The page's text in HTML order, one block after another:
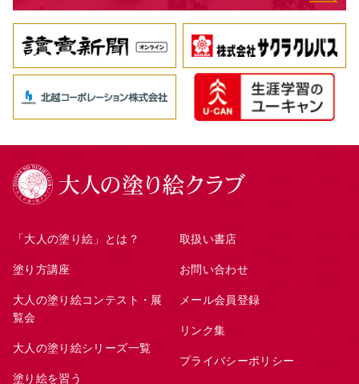
「大人の塗り絵」とは？
塗り方講座
大人の塗り絵コンテスト・展
覧会
大人の塗り絵シリーズ一覧
塗り絵を習う
取扱い書店
お問い合わせ
メール会員登録
リンク集
プライバシーポリシー